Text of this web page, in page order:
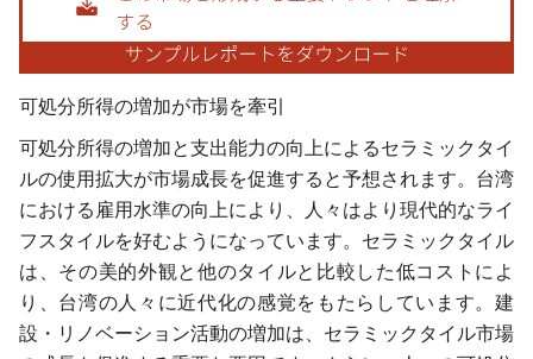
可処分所得の増加が市場を牽引
可処分所得の増加と支出能力の向上によるセラミックタイ
ルの使用拡大が市場成長を促進すると予想されます。台湾
における雇用水準の向上により、人々はより現代的なライ
フスタイルを好むようになっています。セラミックタイル
は、その美的外観と他のタイルと比較した低コストによ
り、台湾の人々に近代化の感覚をもたらしています。建
設・リノベーション活動の増加は、セラミックタイル市場